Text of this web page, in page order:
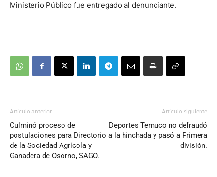
Ministerio Público fue entregado al denunciante.
Artículo anterior
Culminó proceso de
postulaciones para Directorio
de la Sociedad Agrícola y
Ganadera de Osorno, SAGO.
Artículo siguiente
Deportes Temuco no defraudó
a la hinchada y pasó a Primera
división.